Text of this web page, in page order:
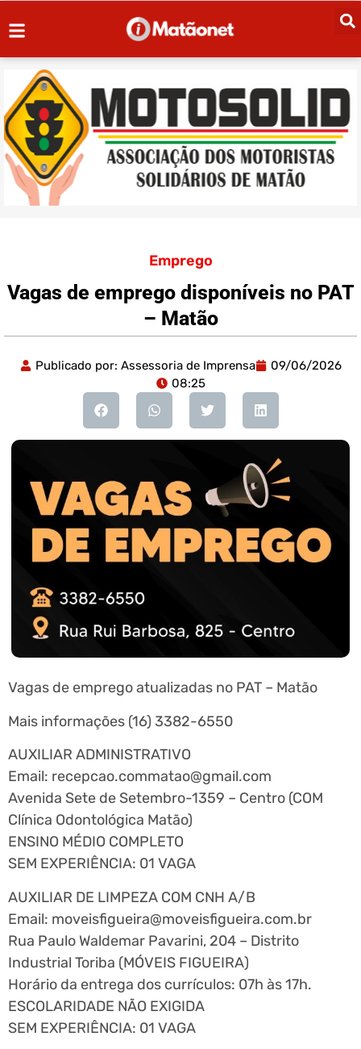
Emprego
Vagas de emprego disponíveis no PAT
– Matão
Publicado por: Assessoria de Imprensa
09/06/2026
08:25
Vagas de emprego atualizadas no PAT – Matão
Mais informações (16) 3382-6550
AUXILIAR ADMINISTRATIVO
Email: recepcao.commatao@gmail.com
Avenida Sete de Setembro-1359 – Centro (COM
Clínica Odontológica Matão)
ENSINO MÉDIO COMPLETO
SEM EXPERIÊNCIA: 01 VAGA
AUXILIAR DE LIMPEZA COM CNH A/B
Email: moveisfigueira@moveisfigueira.com.br
Rua Paulo Waldemar Pavarini, 204 – Distrito
Industrial Toriba (MÓVEIS FIGUEIRA)
Horário da entrega dos currículos: 07h às 17h.
ESCOLARIDADE NÃO EXIGIDA
SEM EXPERIÊNCIA: 01 VAGA